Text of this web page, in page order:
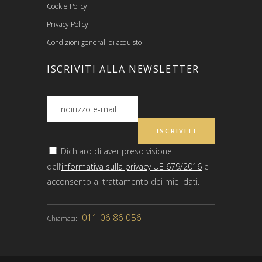
Cookie Policy
Privacy Policy
Condizioni generali di acquisto
ISCRIVITI ALLA NEWSLETTER
Dichiaro di aver preso visione
dell’informativa sulla privacy UE 679/2016 e
acconsento al trattamento dei miei dati.
Chiamaci: 011 06 86 056